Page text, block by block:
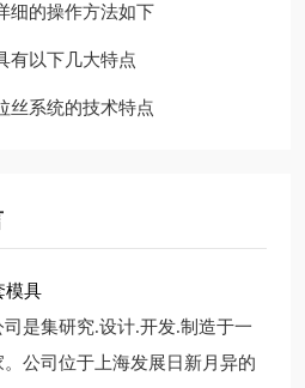
细的操作方法如下
有以下几大特点
丝系统的技术特点
司是集研究.设计.开发.制造于一
公司位于上海发展日新月异的